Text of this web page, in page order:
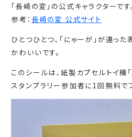
「長崎の変」の公式キャラクターです
参考： 長崎の変 公式サイト
ひとつひとつ、「にゃーが」が違っ
かわいいです。
このシールは、紙製カプセルトイ機「
スタンプラリー参加者に1回無料で